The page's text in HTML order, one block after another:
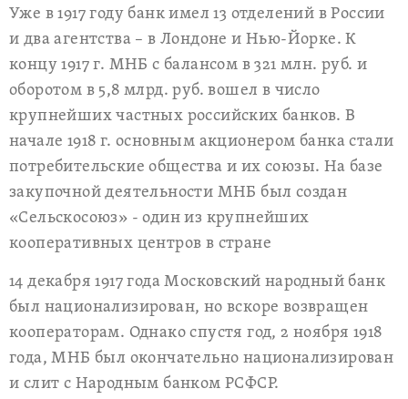
Уже в 1917 году банк имел 13 отделений в России
и два агентства – в Лондоне и Нью-Йорке. К
концу 1917 г. МНБ с балансом в 321 млн. руб. и
оборотом в 5,8 млрд. руб. вошел в число
крупнейших частных российских банков. В
начале 1918 г. основным акционером банка стали
потребительские общества и их союзы. На базе
закупочной деятельности МНБ был создан
«Сельскосоюз» - один из крупнейших
кооперативных центров в стране
14 декабря 1917 года Московский народный банк
был национализирован, но вскоре возвращен
кооператорам. Однако спустя год, 2 ноября 1918
года, МНБ был окончательно национализирован
и слит с Народным банком РСФСР.